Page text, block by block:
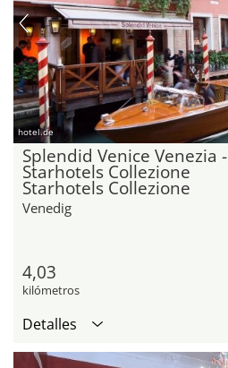
hotel.de
Splendid Venice Venezia -
Starhotels Collezione
Starhotels Collezione
Venedig
4,03
kilómetros
Detalles